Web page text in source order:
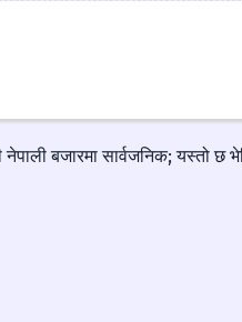
बजारमा सार्वजनिक; यस्तो छ